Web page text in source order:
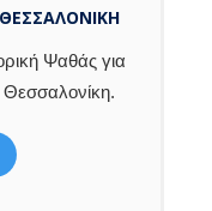
Ψαθάς για